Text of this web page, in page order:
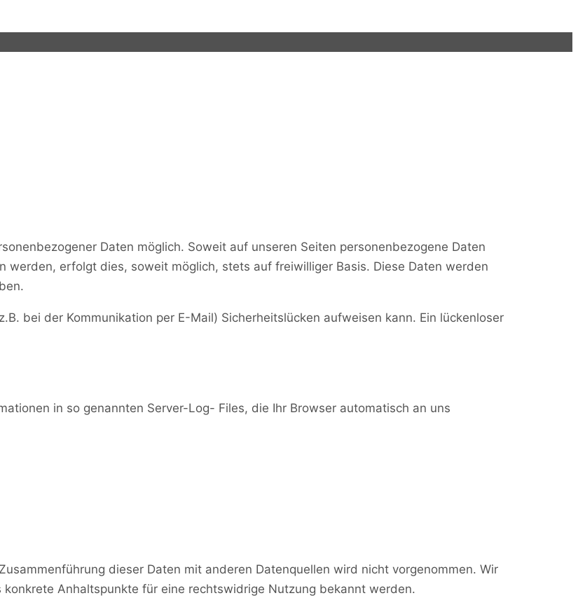
Daten möglich. Soweit auf unseren Seiten personenbezogene Daten
erfolgt dies, soweit möglich, stets auf freiwilliger Basis. Diese Daten werden
bei der Kommunikation per E-Mail) Sicherheitslücken aufweisen kann. Ein lückenloser
in so genannten Server-Log- Files, die Ihr Browser automatisch an uns
dieser Daten mit anderen Datenquellen wird nicht vorgenommen. Wir
Anhaltspunkte für eine rechtswidrige Nutzung bekannt werden.